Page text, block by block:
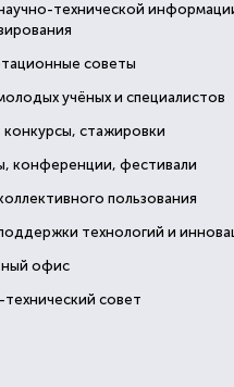
технической
советы
учёных и специалистов
конкурсы, стажировки
конференции, фестивали
пользования
технологий и
офис
технический совет